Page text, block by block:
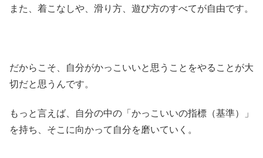
また、着こなしや、滑り方、遊び方のすべてが自由です。
だからこそ、自分がかっこいいと思うことをやることが大
切だと思うんです。
もっと言えば、自分の中の「かっこいいの指標（基準）」
を持ち、そこに向かって自分を磨いていく。